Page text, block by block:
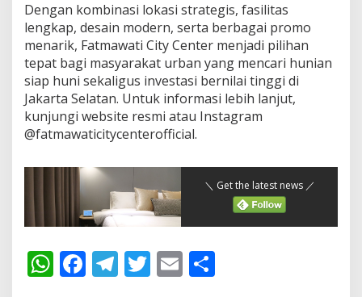
Dengan kombinasi lokasi strategis, fasilitas
lengkap, desain modern, serta berbagai promo
menarik, Fatmawati City Center menjadi pilihan
tepat bagi masyarakat urban yang mencari hunian
siap huni sekaligus investasi bernilai tinggi di
Jakarta Selatan. Untuk informasi lebih lanjut,
kunjungi website resmi atau Instagram
@fatmawaticitycenterofficial.
＼ Get the latest news ／
W F T T E